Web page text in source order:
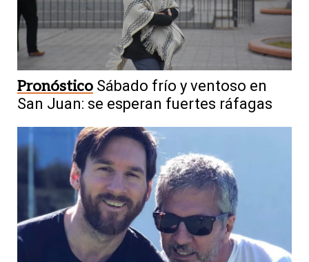
Pronóstico Sábado frío y ventoso en
San Juan: se esperan fuertes ráfagas